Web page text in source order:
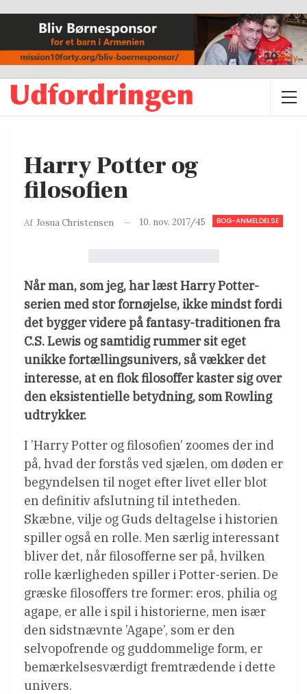
Harry Potter og
filosofien
BOG-ANMELDELSE
Af Josua Christensen 10. nov. 2017/45
Når man, som jeg, har læst Harry Potter-
serien med stor fornøjelse, ikke mindst fordi
det bygger videre på fantasy-traditionen fra
C.S. Lewis og samtidig rummer sit eget
unikke fortællingsunivers, så vækker det
interesse, at en flok filosoffer kaster sig over
den eksistentielle betydning, som Rowling
udtrykker.
I ’Harry Potter og filosofien’ zoomes der ind
på, hvad der forstås ved sjælen, om døden er
begyndelsen til noget efter livet eller blot
en definitiv afslutning til intetheden.
Skæbne, vilje og Guds deltagelse i historien
spiller også en rolle. Men særlig interessant
bliver det, når filosofferne ser på, hvilken
rolle kærligheden spiller i Potter-serien. De
græske filosoffers tre former: eros, philia og
agape, er alle i spil i historierne, men især
den sidstnævnte ’Agape’, som er den
selvopofrende og guddommelige form, er
bemærkelsesværdigt fremtrædende i dette
univers.